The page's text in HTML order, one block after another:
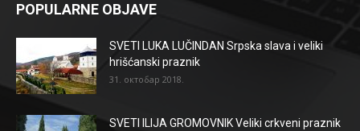
POPULARNE OBJAVE
SVETI LUKA LUČINDAN Srpska slava i veliki
hrišćanski praznik
31. октобар 2018.
SVETI ILIJA GROMOVNIK Veliki crkveni praznik